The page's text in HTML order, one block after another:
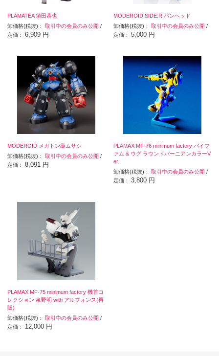
PLAMATEA 須田恭也
卸価格(税抜)： 取引中の会員のみ公開 /
定価： 6,909 円
MODEROID SIDE:R パンヘッド
卸価格(税抜)：取引中の会員のみ公開 /
定価：5,000 円
MODEROID メガトン級ムサシ
卸価格(税抜)： 取引中の会員のみ公開 /
定価： 8,091 円
PLAMAX MF-76 minimum factory バイフ
ァム & ウグ ラウンドバーニアンカラーV
er.
卸価格(税抜)：取引中の会員のみ公開 /
定価：3,800 円
PLAMAX MF-75 minimum factory 機首コ
レクション 泉野明 with アルフォンス(再
販)
卸価格(税抜)： 取引中の会員のみ公開 /
定価： 12,000 円